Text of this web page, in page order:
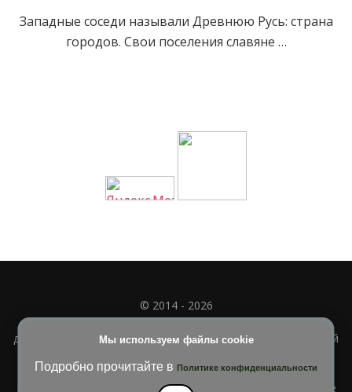
Западные соседи называли Древнюю Русь: страна
городов. Свои поселения славяне …
Мы используем файлы cookie
Подробно прочитайте в Политике конфиденциальности
© 2014 - 2026
Полное или частичное использование материала
допускается только при наличии активной и индексируемой
Blossom Diva | РазработанаТемы Blossom . На платформе